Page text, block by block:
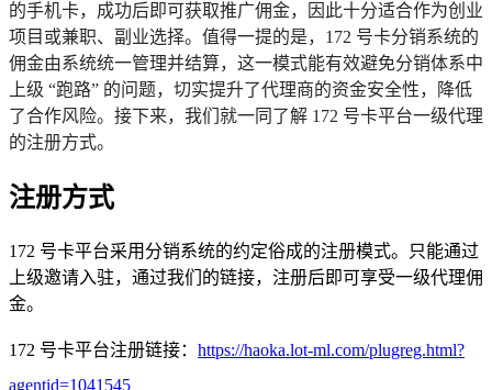
的手机卡，成功后即可获取推广佣金，因此十分适合作为创业
项目或兼职、副业选择。值得一提的是，172 号卡分销系统的
佣金由系统统一管理并结算，这一模式能有效避免分销体系中
上级 “跑路” 的问题，切实提升了代理商的资金安全性，降低
了合作风险。接下来，我们就一同了解 172 号卡平台一级代理
的注册方式。
注册方式
172 号卡平台采用分销系统的约定俗成的注册模式。只能通过
上级邀请入驻，通过我们的链接，注册后即可享受一级代理佣
金。
172 号卡平台注册链接： https://haoka.lot-ml.com/plugreg.html?
agentid=1041545